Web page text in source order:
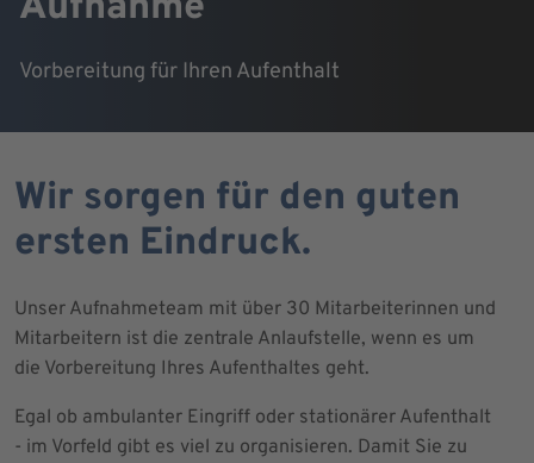
Vorbereitung für Ihren Aufenthalt
Wir sorgen für den guten
ersten Eindruck.
Unser Aufnahmeteam mit über 30 Mitarbeiterinnen und
Mitarbeitern ist die zentrale Anlaufstelle, wenn es um
die Vorbereitung Ihres Aufenthaltes geht.
Egal ob ambulanter Eingriff oder stationärer Aufenthalt
- im Vorfeld gibt es viel zu organisieren. Damit Sie zu